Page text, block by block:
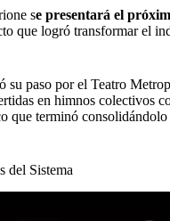
se presentará el
que logró transformar el
su paso por el Teatro
en himnos colectivos
que terminó
del Sistema